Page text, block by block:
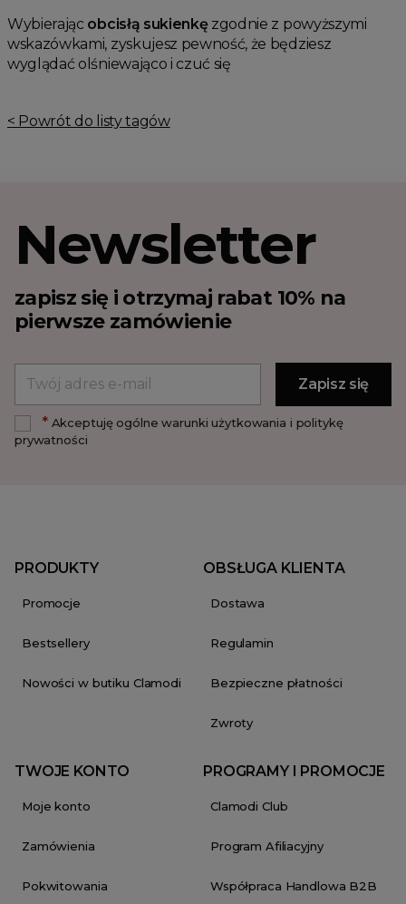
Wybierając obcisłą sukienkęzgodnie z powyższymi
wskazówkami, zyskujesz pewność, że będziesz
wyglądać olśniewająco i czuć się
< Powrót do listy tagów
Newsletter
zapisz się i otrzymaj rabat 10% na
pierwsze zamówienie
*Akceptuję ogólne warunki użytkowania i politykę
prywatności
PRODUKTY
Promocje
Bestsellery
Nowości w butiku Clamodi
OBSŁUGA KLIENTA
Dostawa
Regulamin
Bezpieczne płatności
Zwroty
TWOJE KONTO
Moje konto
Zamówienia
Pokwitowania
PROGRAMY I PROMOCJE
Clamodi Club
Program Afiliacyjny
Współpraca Handlowa B2B